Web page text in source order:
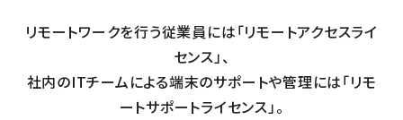
リモートワークを行う従業員には「リモートアクセスライ
センス」、
社内のITチームによる端末のサポートや管理には「リモ
ートサポートライセンス」。